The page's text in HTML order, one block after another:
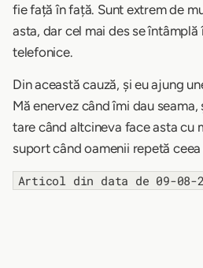
fie față în față. Sunt extrem de
asta, dar cel mai des se
telefonice.
Din această cauză, și eu ajung
Mă enervez când îmi dau seama,
tare când altcineva face asta cu
suport când oamenii repetă
Articol din data de 09-08-